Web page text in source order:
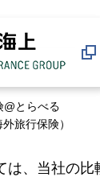
@とらべる
旅行保険）
、当社の比